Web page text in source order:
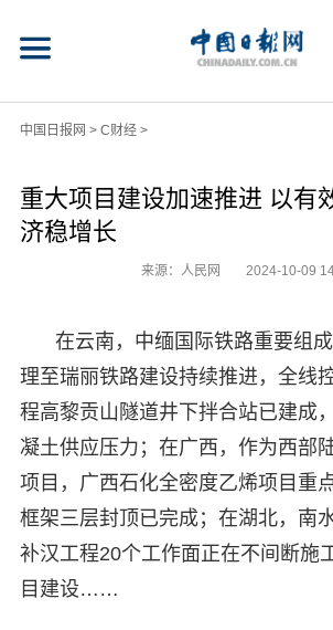
中国日报网 > C财经>
重大项目建设加速推进 以有
济稳增长
来源：人民网 2024-10-09
在云南，中缅国际铁路重要组
理至瑞丽铁路建设持续推进，全线
程高黎贡山隧道井下拌合站已建成
凝土供应压力；在广西，作为西部
项目，广西石化全密度乙烯项目重
框架三层封顶已完成；在湖北，南
补汉工程20个工作面正在不间断施
目建设……